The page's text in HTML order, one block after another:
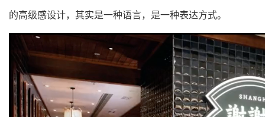
的高级感设计，其实是一种语言，是一种表达方式。